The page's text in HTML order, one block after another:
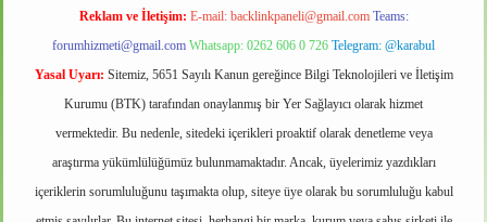
Reklam ve İletişim: E-mail: backlinkpaneli@gmail.com Teams:
forumhizmeti@gmail.com Whatsapp: 0262 606 0 726 Telegram: @karabul
Yasal Uyarı: Sitemiz, 5651 Sayılı Kanun gereğince Bilgi Teknolojileri ve İletişim
Kurumu (BTK) tarafından onaylanmış bir Yer Sağlayıcı olarak hizmet
vermektedir. Bu nedenle, sitedeki içerikleri proaktif olarak denetleme veya
araştırma yükümlülüğümüz bulunmamaktadır. Ancak, üyelerimiz yazdıkları
içeriklerin sorumluluğunu taşımakta olup, siteye üye olarak bu sorumluluğu kabul